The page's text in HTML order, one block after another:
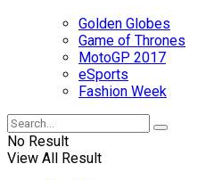
Golden Globes
Game of Thrones
MotoGP 2017
eSports
Fashion Week
No Result
View All Result